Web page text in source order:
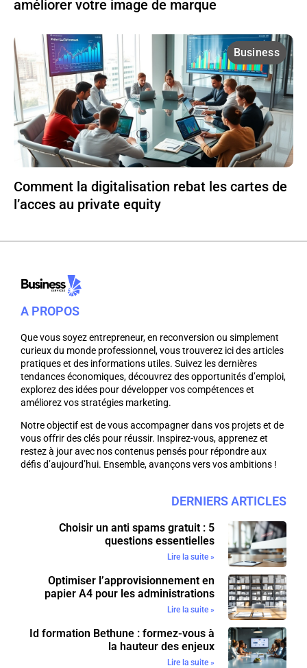
améliorer votre image de marque
Business
Comment la digitalisation rebat les cartes de
l’acces au private equity
A PROPOS
Que vous soyez entrepreneur, en reconversion ou simplement
curieux du monde professionnel, vous trouverez ici des articles
pratiques et des informations utiles. Suivez les dernières
tendances économiques, découvrez des opportunités d’emploi,
explorez des idées pour développer vos compétences et
améliorez vos stratégies marketing.
Notre objectif est de vous accompagner dans vos projets et de
vous offrir des clés pour réussir. Inspirez-vous, apprenez et
restez à jour avec nos contenus pensés pour répondre aux
défis d’aujourd’hui. Ensemble, avançons vers vos ambitions !
DERNIERS ARTICLES
Choisir un anti spams gratuit : 5
questions essentielles
Lire la suite »
Optimiser l’approvisionnement en
papier A4 pour les administrations
Lire la suite »
Id formation Bethune : formez-vous à
la hauteur des enjeux
Lire la suite »